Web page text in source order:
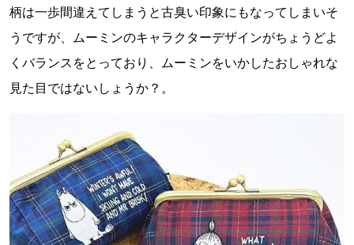
柄は一歩間違えてしまうと古臭い印象にもなってしまいそ
うですが、ムーミンのキャラクターデザインがちょうどよ
くバランスをとっており、ムーミンをいかしたおしゃれな
見た目ではないしょうか？。